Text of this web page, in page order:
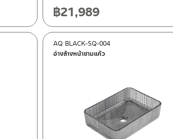
฿21,989
อ่างล้างหน้าชามแก้ว
AQ BLACK-SQ-004